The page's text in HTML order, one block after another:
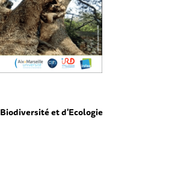
et d'Ecologie